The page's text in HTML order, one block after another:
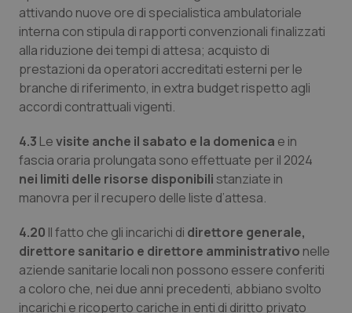
attivando nuove ore di specialistica ambulatoriale
interna con stipula di rapporti convenzionali finalizzati
alla riduzione dei tempi di attesa; acquisto di
prestazioni da operatori accreditati esterni per le
branche di riferimento, in extra budget rispetto agli
accordi contrattuali vigenti.
4.3 Levisite anche il sabato e la domenica e in
fascia oraria prolungata sono effettuate per il 2024
nei limiti delle risorse disponibili stanziate in
manovra per il recupero delle liste d’attesa.
4.20 Il fatto che gli incarichi di direttore generale,
direttore sanitario e direttore amministrativo nelle
aziende sanitarie locali non possono essere conferiti
a coloro che, nei due anni precedenti, abbiano svolto
incarichi e ricoperto cariche in enti di diritto privato